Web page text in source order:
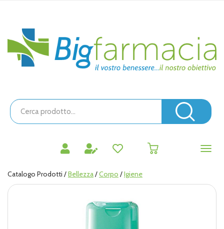
principaleBigfarmacia
Cerca
Prodotto
Catalogo Prodotti /Bellezza/Corpo /Igiene